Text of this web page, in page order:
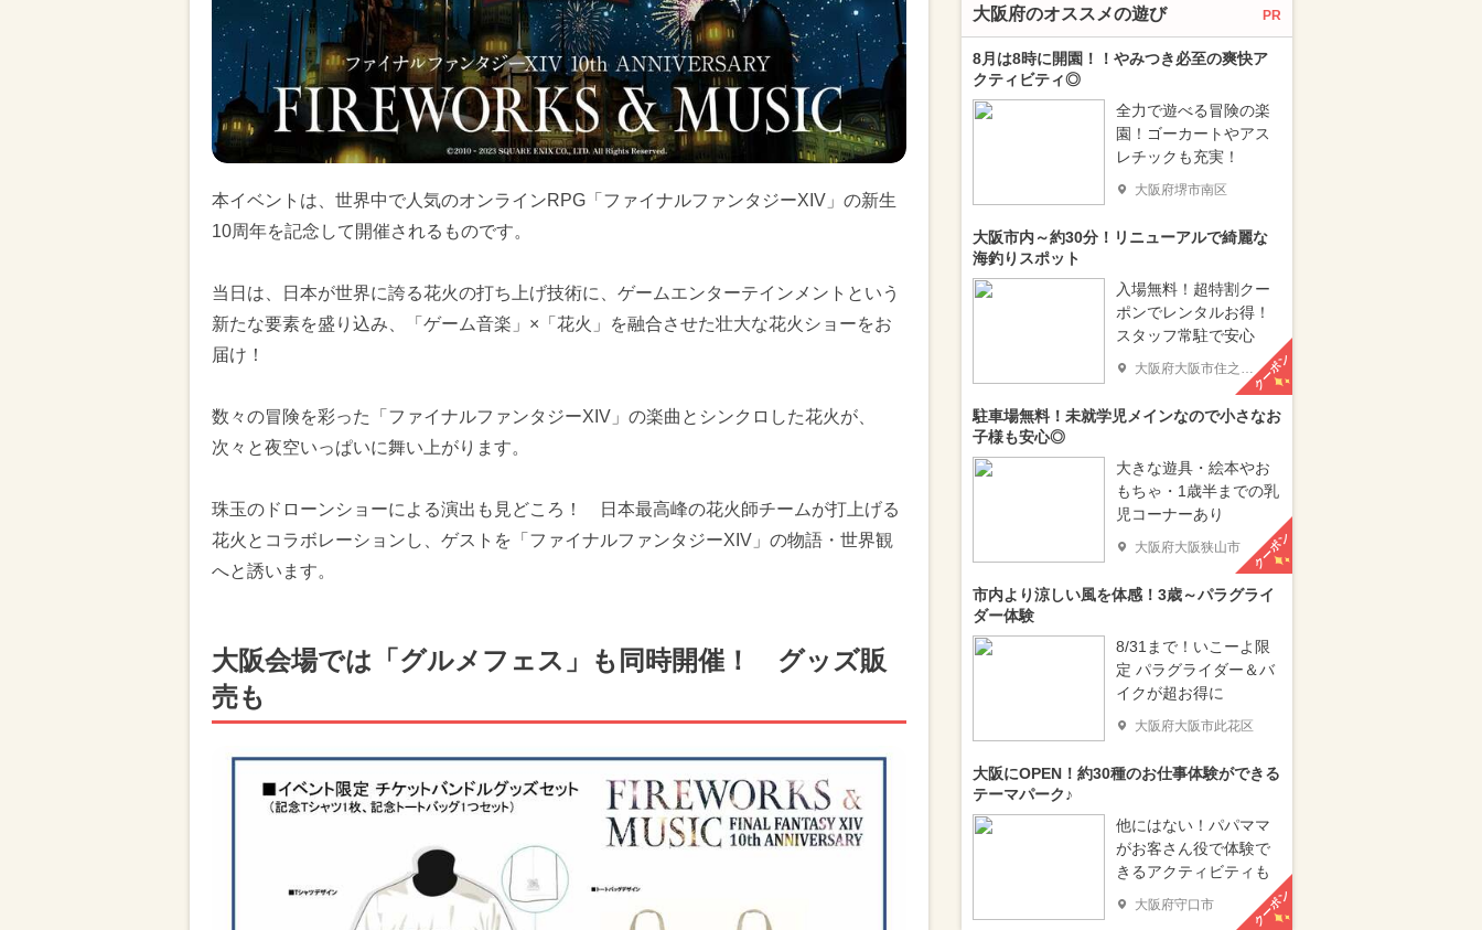
本イベントは、世界中で人気のオンラインRPG「ファイナルファンタジーXIV」の新生
10周年を記念して開催されるものです。
当日は、日本が世界に誇る花火の打ち上げ技術に、ゲームエンターテインメントという
新たな要素を盛り込み、「ゲーム音楽」×「花火」を融合させた壮大な花火ショーをお
届け！
数々の冒険を彩った「ファイナルファンタジーXIV」の楽曲とシンクロした花火が、
次々と夜空いっぱいに舞い上がります。
珠玉のドローンショーによる演出も見どころ！ 日本最高峰の花火師チームが打上げる
花火とコラボレーションし、ゲストを「ファイナルファンタジーXIV」の物語・世界観
へと誘います。
大阪会場では「グルメフェス」も同時開催！ グッズ販
売も
大阪府のオススメの遊び PR
8月は8時に開園！！やみつき必至の爽快ア
クティビティ◎
全力で遊べる冒険の楽
園！ゴーカートやアス
レチックも充実！
大阪府堺市南区
大阪市内～約30分！リニューアルで綺麗な
海釣りスポット
入場無料！超特割クー
ポンでレンタルお得！
スタッフ常駐で安心
大阪府大阪市住之江区 クーポン
駐車場無料！未就学児メインなので小さなお
子様も安心◎
大きな遊具・絵本やお
もちゃ・1歳半までの乳
児コーナーあり
大阪府大阪狭山市 クーポン
市内より涼しい風を体感！3歳～パラグライ
ダー体験
8/31まで！いこーよ限
定 パラグライダー＆バ
イクが超お得に
大阪府大阪市此花区
大阪にOPEN！約30種のお仕事体験ができる
テーマパーク♪
他にはない！パパママ
がお客さん役で体験で
きるアクティビティも
大阪府守口市 クーポン